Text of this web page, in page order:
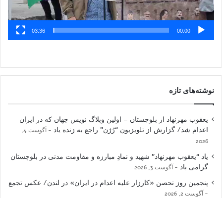
00:00
03:36
نوشته‌های تازه
یعقوب مهرنهاد از بلوچستان – اولین وبلاگ نویس جهان که در ایران
اعدام شد/ گزارش از تلویزیون “رُژن” راجع به زنده یاد
آگوست 4,
2026
یاد “یعقوب مهرنهاد” شهید و نمادِ مبارزه و مقاومت مدنی در بلوچستان
گرامی باد
آگوست 3, 2026
پنجمین روز تحصن «کارزار علیه اعدام در ایران» در لندن/ عکس تجمع
آگوست 2, 2026